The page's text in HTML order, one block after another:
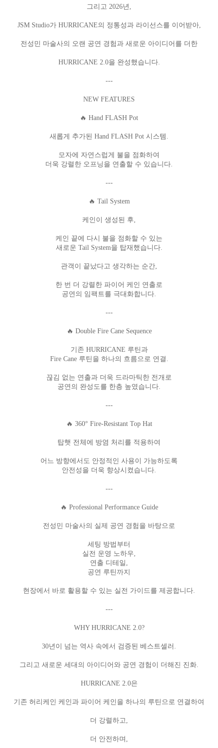
페이코 라이
구매
그리고 2026년,
JSM Studio가 HURRICANE의 정통성과 라이선스를 이어받아,
전성민 마술사의 오랜 공연 경험과 새로운 아이디어를 더한
HURRICANE 2.0을 완성했습니다.
---
NEW FEATURES
🔥 Hand FLASH Pot
새롭게 추가된 Hand FLASH Pot 시스템.
모자에 자연스럽게 불을 점화하여
더욱 강렬한 오프닝을 연출할 수 있습니다.
---
🔥 Tail System
케인이 생성된 후,
케인 끝에 다시 불을 점화할 수 있는
새로운 Tail System을 탑재했습니다.
관객이 끝났다고 생각하는 순간,
한 번 더 강렬한 파이어 케인 연출로
공연의 임팩트를 극대화합니다.
---
🔥 Double Fire Cane Sequence
기존 HURRICANE 루틴과
Fire Cane 루틴을 하나의 흐름으로 연결.
끊김 없는 연출과 더욱 드라마틱한 전개로
공연의 완성도를 한층 높였습니다.
---
🔥 360° Fire-Resistant Top Hat
탑햇 전체에 방염 처리를 적용하여
어느 방향에서도 안정적인 사용이 가능하도록
안전성을 더욱 향상시켰습니다.
---
🔥 Professional Performance Guide
전성민 마술사의 실제 공연 경험을 바탕으로
세팅 방법부터
실전 운영 노하우,
연출 디테일,
공연 루틴까지
현장에서 바로 활용할 수 있는 실전 가이드를 제공합니다.
---
WHY HURRICANE 2.0?
30년이 넘는 역사 속에서 검증된 베스트셀러.
그리고 새로운 세대의 아이디어와 공연 경험이 더해진 진화.
HURRICANE 2.0은
기존 허리케인 케인과 파이어 케인을 하나의 루틴으로 연결하여
더 강렬하고,
더 안전하며,